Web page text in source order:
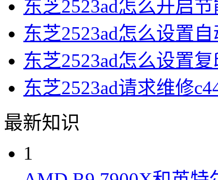
东芝2523ad怎么开启节
东芝2523ad怎么设置
东芝2523ad怎么设置复
东芝2523ad请求维修
最新知识
1